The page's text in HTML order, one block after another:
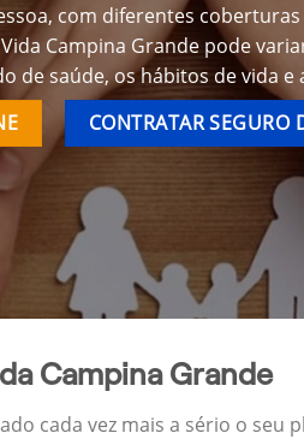
com diferentes coberturas
Campina Grande pode
de saúde, os hábitos de vida
CONTRATAR SEGURO
Campina Grande
cada vez mais a sério o